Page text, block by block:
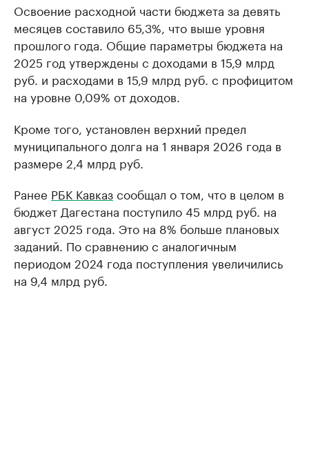
Освоение расходной части бюджета за девять
месяцев составило 65,3%, что выше уровня
прошлого года. Общие параметры бюджета на
2025 год утверждены с доходами в 15,9 млрд
руб. и расходами в 15,9 млрд руб. с профицитом
на уровне 0,09% от доходов.
Кроме того, установлен верхний предел
муниципального долга на 1 января 2026 года в
размере 2,4 млрд руб.
Ранее РБК Кавказсообщал о том, что в целом в
бюджет Дагестана поступило 45 млрд руб. на
август 2025 года. Это на 8% больше плановых
заданий. По сравнению с аналогичным
периодом 2024 года поступления увеличились
на 9,4 млрд руб.